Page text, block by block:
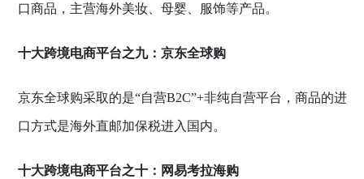
口商品，主营海外美妆、母婴、服饰等产品。
十大跨境电商平台之九：京东全球购
京东全球购采取的是“自营B2C”+非纯自营平台，商品的进
口方式是海外直邮加保税进入国内。
十大跨境电商平台之十：网易考拉海购